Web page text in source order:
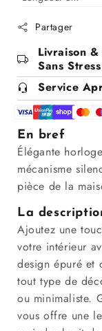
Partager
Livraison
Sans
Service
En bref
Élégante
mécanisme
pièce de la
La
Ajoutez une
votre intérieur
design épuré et
tout type de
ou minimaliste.
vous offre une